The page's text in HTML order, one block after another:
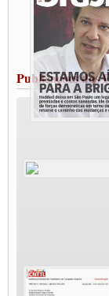
Caminhoneiros
Modal-Live #13
Trabalhadora em
MODAL-LIVE#12
CLASSE
MODAL-LIVE#11
JUVENTUDE DO
Fabio Primo testa
Modal-Live#9 Quais
Participe da Campanha
CNTTL e FECOOTAC
MODAL-LIVE#8 -
O PAPEL DA ITF E
ESCALA GLOBAL E
Publicações dos